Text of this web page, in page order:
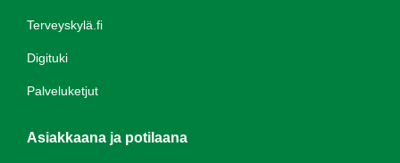
Terveyskylä.fi
Digituki
Palveluketjut
Asiakkaana ja potilaana